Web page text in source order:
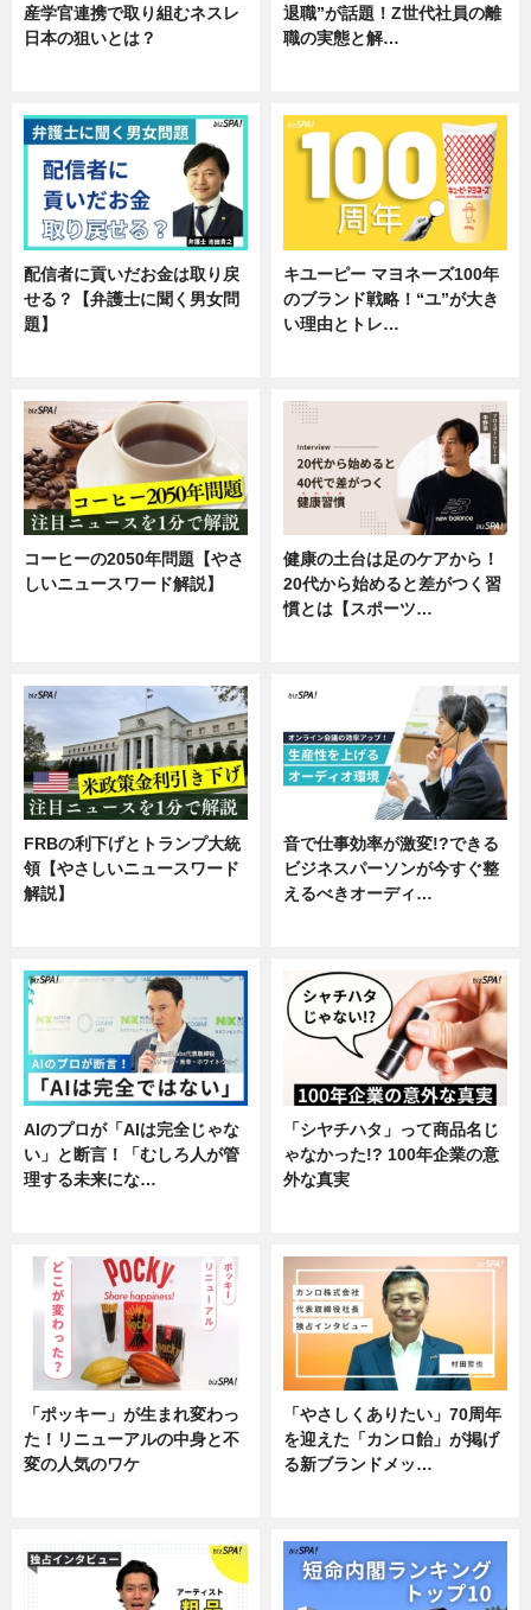
産学官連携で取り組むネスレ
日本の狙いとは？
退職”が話題！Z世代社員の離
職の実態と解…
配信者に貢いだお金は取り戻
せる？【弁護士に聞く男女問
題】
キユーピー マヨネーズ100年
のブランド戦略！“ユ”が大き
い理由とトレ…
コーヒーの2050年問題【やさ
しいニュースワード解説】
健康の土台は足のケアから！
20代から始めると差がつく習
慣とは【スポーツ…
FRBの利下げとトランプ大統
領【やさしいニュースワード
解説】
音で仕事効率が激変!?できる
ビジネスパーソンが今すぐ整
えるべきオーディ…
AIのプロが「AIは完全じゃな
い」と断言！「むしろ人が管
理する未来にな…
「シヤチハタ」って商品名じ
ゃなかった!? 100年企業の意
外な真実
「ポッキー」が生まれ変わっ
た！リニューアルの中身と不
変の人気のワケ
「やさしくありたい」70周年
を迎えた「カンロ飴」が掲げ
る新ブランドメッ…